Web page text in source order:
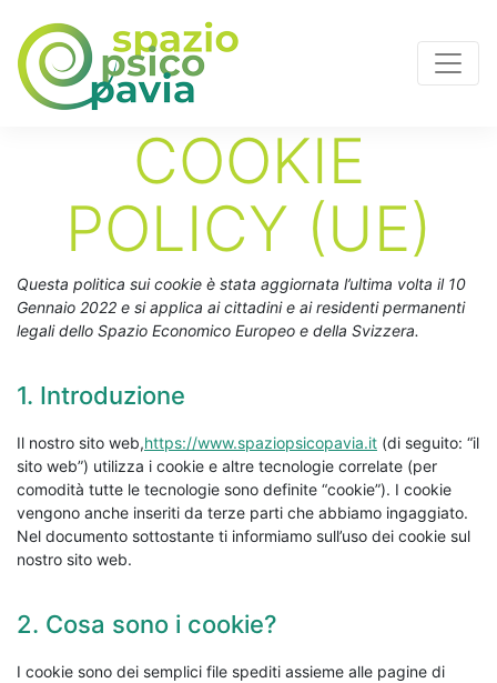
COOKIE
POLICY (UE)
Questa politica sui cookie è stata aggiornata l’ultima volta il 10
Gennaio 2022 e si applica ai cittadini e ai residenti permanenti
legali dello Spazio Economico Europeo e della Svizzera.
1. Introduzione
Il nostro sito web,https://www.spaziopsicopavia.it (di seguito: “il
sito web”) utilizza i cookie e altre tecnologie correlate (per
comodità tutte le tecnologie sono definite “cookie”). I cookie
vengono anche inseriti da terze parti che abbiamo ingaggiato.
Nel documento sottostante ti informiamo sull’uso dei cookie sul
nostro sito web.
2. Cosa sono i cookie?
I cookie sono dei semplici file spediti assieme alle pagine di